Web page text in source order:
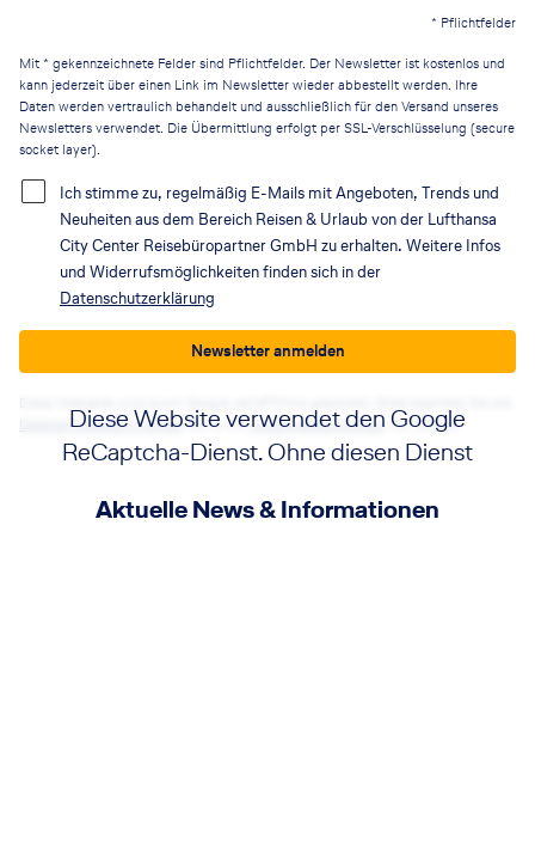
* Pflichtfelder
Mit * gekennzeichnete Felder sind Pflichtfelder. Der Newsletter ist kostenlos und
kann jederzeit über einen Link im Newsletter wieder abbestellt werden. Ihre
Daten werden vertraulich behandelt und ausschließlich für den Versand unseres
Newsletters verwendet. Die Übermittlung erfolgt per SSL-Verschlüsselung (secure
socket layer).
Ich stimme zu, regelmäßig E-Mails mit Angeboten, Trends und
Neuheiten aus dem Bereich Reisen & Urlaub von der Lufthansa
City Center Reisebüropartner GmbH zu erhalten. Weitere Infos
und Widerrufsmöglichkeiten finden sich in der
Datenschutzerklärung
Newsletter anmelden
Diese Website verwendet den Google
ReCaptcha-Dienst. Ohne diesen Dienst
Sie auf die Schaltfläche klicken, erklären
Datenschutzbestimmungensowie dieNutzungsbedingungen von Google.
Aktuelle News & Informationen